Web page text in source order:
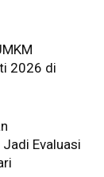
2026 di
Evaluasi